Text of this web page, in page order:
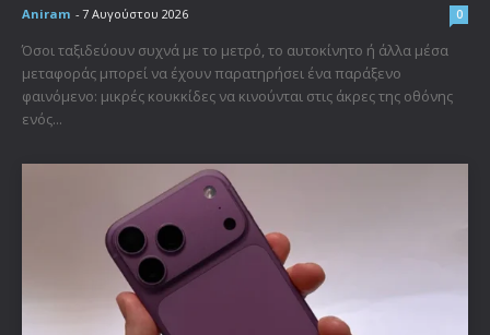
Aniram - 7 Αυγούστου 2026 0
Όσοι ταξιδεύουν συχνά με το μετρό, το αυτοκίνητο ή άλλα μέσα
μεταφοράς μπορεί να έχουν παρατηρήσει ένα παράξενο
φαινόμενο: μικρές κουκκίδες να κινούνται στις άκρες της οθόνης
ενός...